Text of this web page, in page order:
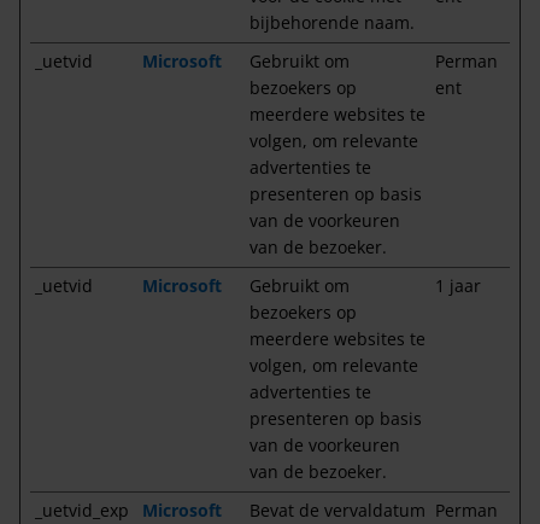
bijbehorende naam.
_uetvid Microsoft
Gebruikt om
bezoekers op
meerdere websites te
volgen, om relevante
advertenties te
presenteren op basis
van de voorkeuren
van de bezoeker.
Perman
ent
_uetvid Microsoft
Gebruikt om
bezoekers op
meerdere websites te
volgen, om relevante
advertenties te
presenteren op basis
van de voorkeuren
van de bezoeker.
1 jaar
_uetvid_exp Microsoft
Bevat de vervaldatum Perman